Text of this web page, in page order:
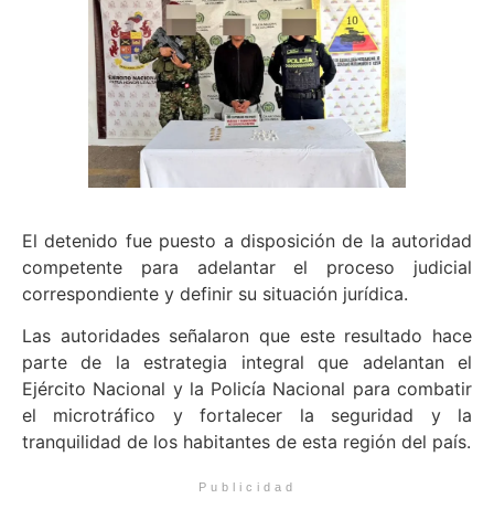
El detenido fue puesto a disposición de la autoridad
competente para adelantar el proceso judicial
correspondiente y definir su situación jurídica.
Las autoridades señalaron que este resultado hace
parte de la estrategia integral que adelantan el
Ejército Nacional y la Policía Nacional para combatir
el microtráfico y fortalecer la seguridad y la
tranquilidad de los habitantes de esta región del país.
Publicidad